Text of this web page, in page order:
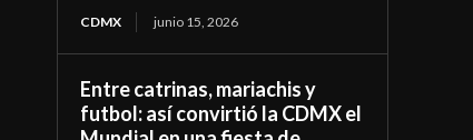
CDMX junio 15, 2026
Entre catrinas, mariachis y
futbol: así convirtió la CDMX el